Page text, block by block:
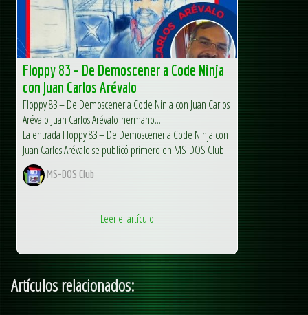
Floppy 83 – De Demoscener a Code Ninja
con Juan Carlos Arévalo
Floppy 83 – De Demoscener a Code Ninja con Juan Carlos
Arévalo Juan Carlos Arévalo hermano...
La entrada Floppy 83 – De Demoscener a Code Ninja con
Juan Carlos Arévalo se publicó primero en MS-DOS Club.
MS-DOS Club
Leer el artículo
Artículos relacionados: